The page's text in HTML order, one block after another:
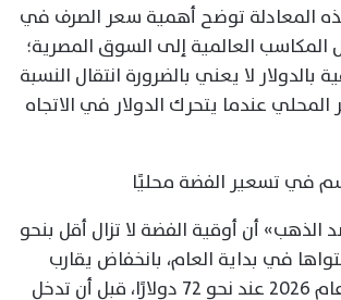
المعادلة توضح أهمية سعر الصرف في
المكاسب العالمية إلى السوق المصرية؛
بالدولار لا يعني بالضرورة انتقال النسبة
عندما يتحرك الدولار في الاتجاه
في تسعير الفضة محليًا
أن أوقية الفضة لا تزال أقل بنحو
في بداية العام، بانخفاض يقارب
11%، بعدما بدأت عام 2026 عند نحو 72 دولارًا، قبل أن تدخل